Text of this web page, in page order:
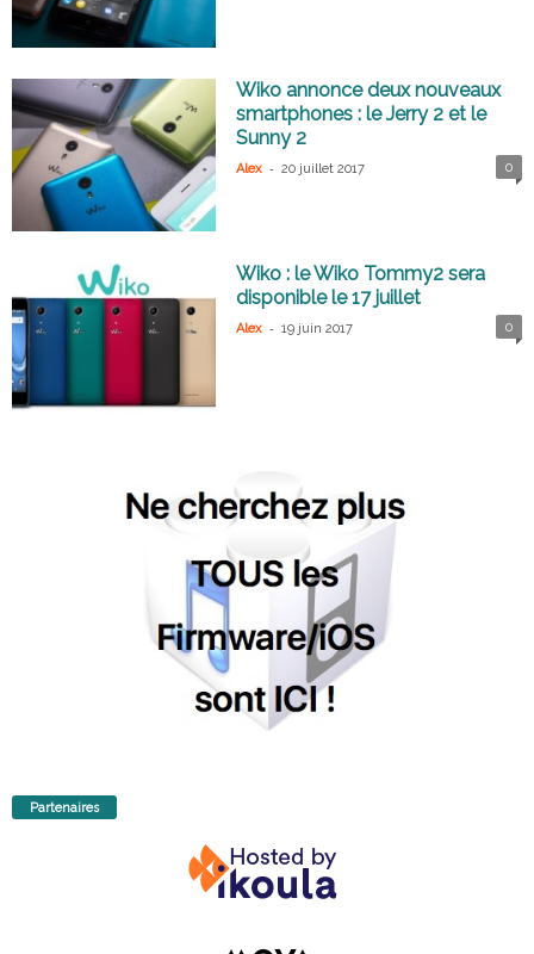
Wiko annonce deux nouveaux
smartphones : le Jerry 2 et le
Sunny 2
Alex - 20 juillet 2017 0
Wiko : le Wiko Tommy2 sera
disponible le 17 juillet
Alex - 19 juin 2017 0
Partenaires